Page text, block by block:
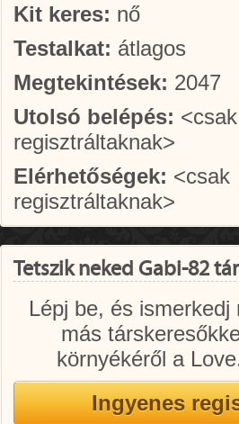
Kit keres: nő
Testalkat: átlagos
Megtekintések: 2047
Utolsó belépés: <csak
regisztráltaknak>
Elérhetőségek: <csak
regisztráltaknak>
Tetszik neked Gabi-82
Lépj be, és ismerkedj
más
környékéről a